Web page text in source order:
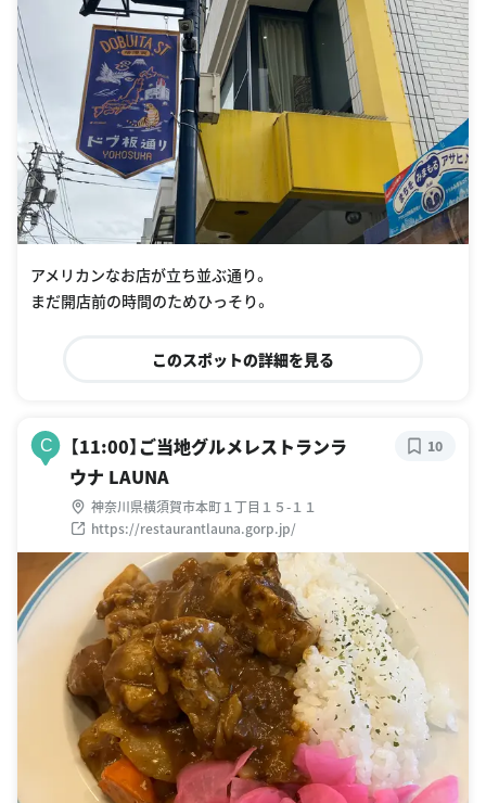
アメリカンなお店が立ち並ぶ通り。
まだ開店前の時間のためひっそり。
このスポットの詳細を見る
C
【11:00】ご当地グルメレストランラ
ウナ LAUNA
神奈川県横須賀市本町１丁目１５-１１
https://restaurantlauna.gorp.jp/
10